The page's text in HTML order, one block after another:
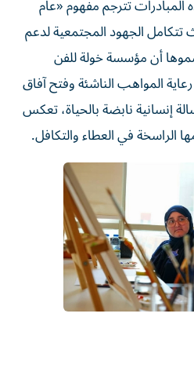
تترجم مفهوم «عام
الجهود المجتمعية لدعم
أن مؤسسة خولة للفن
المواهب الناشئة وفتح آفاق
إنسانية نابضة بالحياة، تعكس
الراسخة في العطاء والتكافل.